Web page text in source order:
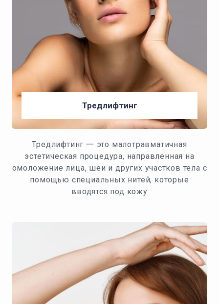
Тредлифтинг
Тредлифтинг 一 это малотравматичная
эстетическая процедура, направленная на
омоложение лица, шеи и других участков тела с
помощью специальных нитей, которые
вводятся под кожу